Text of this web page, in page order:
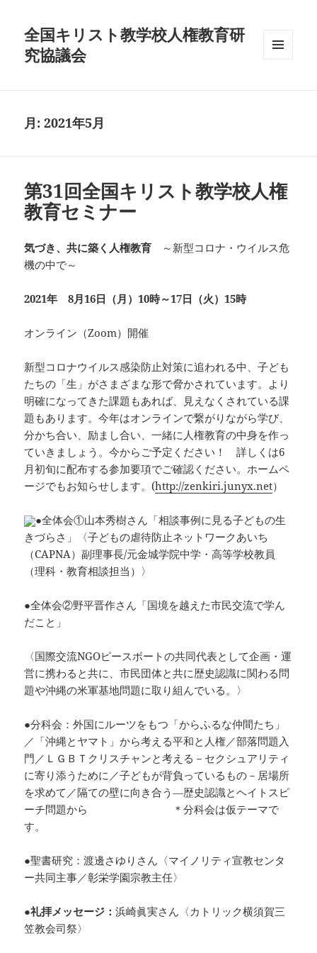
全国キリスト教学校人権教育研
究協議会
月:2021年5月
第31回全国キリスト教学校人権
教育セミナー
気づき、共に築く人権教育 ～新型コロナ・ウイルス危
機の中で～
2021年8月16日（月）10時～17日（火）15時
オンライン（Zoom）開催
新型コロナウイルス感染防止対策に追われる中、子ども
たちの「生」がさまざまな形で脅かされています。より
明確になってきた課題もあれば、見えなくされている課
題もあります。今年はオンラインで繋がりながら学び、
分かち合い、励まし合い、一緒に人権教育の中身を作っ
ていきましょう。今からご予定ください！ 詳しくは6
月初旬に配布する参加要項でご確認ください。ホームペ
ージでもお知らせします。(http://zenkiri.junyx.net）
●全体会①山本秀樹さん「相談事例に見る子どもの生
きづらさ」〈子どもの虐待防止ネットワークあいち
（CAPNA）副理事長/元金城学院中学・高等学校教員
（理科・教育相談担当）〉
●全体会②野平晋作さん「国境を越えた市民交流で学ん
だこと」
〈国際交流NGOピースボートの共同代表として企画・運
営に携わると共に、市民団体と共に歴史認識に関わる問
題や沖縄の米軍基地問題に取り組んでいる。〉
●分科会：外国にルーツをもつ「からふるな仲間たち」
／「沖縄とヤマト」から考える平和と人権／部落問題入
門／ＬＧＢＴクリスチャンと考える－セクシュアリティ
に寄り添うために／子どもが背負っているもの－居場所
を求めて／隔ての壁に向き合う―歴史認識とヘイトスピ
ーチ問題から ＊分科会は仮テーマで
す。
●聖書研究：渡邊さゆりさん〈マイノリティ宣教センタ
ー共同主事／彰栄学園宗教主任〉
●礼拝メッセージ：浜崎眞実さん〈カトリック横須賀三
笠教会司祭〉